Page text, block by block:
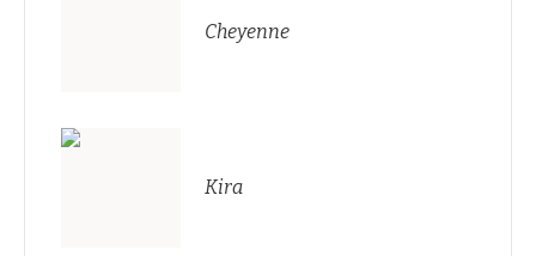
Cheyenne
Kira